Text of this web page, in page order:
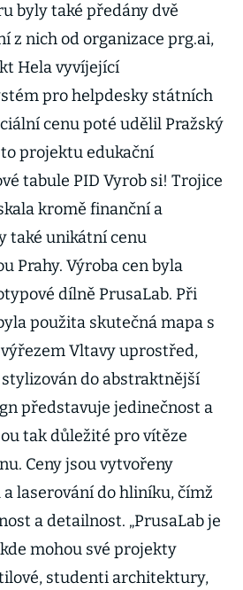
byly také předány dvě
z nich od organizace prg.ai,
Hela vyvíjející
pro helpdesky státních
cenu poté udělil Pražský
projektu edukační
tabule PID Vyrob si! Trojice
kromě finanční a
také unikátní cenu
Prahy. Výroba cen byla
dílně PrusaLab. Při
použita skutečná mapa s
Vltavy uprostřed,
do abstraktnější
představuje jedinečnost a
tak důležité pro vítěze
Ceny jsou vytvořeny
laserování do hliníku, čímž
a detailnost. „PrusaLab je
mohou své projekty
studenti architektury,